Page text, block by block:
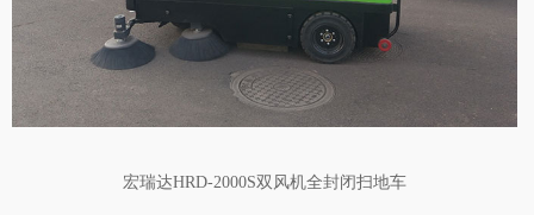
宏瑞达HRD-2000S双风机全封闭扫地车